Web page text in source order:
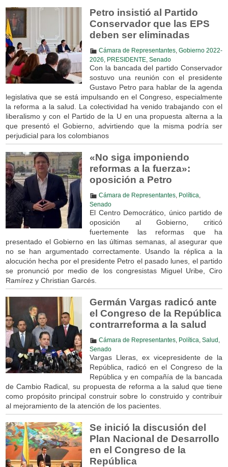
Petro insistió al Partido
Conservador que las EPS
deben ser eliminadas
Cámara de Representantes, Gobierno 2022-
2026
PRESIDENTE, Senado
Con la bancada del partido Conservador
sostuvo una reunión con el presidente
Gustavo Petro para hablar de la agenda
legislativa que se está impulsando en el Congreso, especialmente
la reforma a la salud. La colectividad ha venido trabajando con el
liberalismo y con el Partido de la U en una propuesta alterna a la
que presentó el Gobierno, advirtiendo que la misma podría ser
perjudicial para los colombianos
«No siga imponiendo
reformas a la fuerza»:
oposición a Petro
Cámara de Representantes, Política
Senado
El Centro Democrático, único partido de
oposición al Gobierno, criticó
fuertemente las reformas que ha
presentado el Gobierno en las últimas semanas, al asegurar que
no se han argumentado correctamente. Usando la réplica a la
alocución hecha por el presidente Petro el pasado lunes, el partido
se pronunció por medio de los congresistas Miguel Uribe, Ciro
Ramírez y Christian Garcés.
Germán Vargas radicó ante
el Congreso de la República
contrarreforma a la salud
Cámara de Representantes, Política Salud
Senado
Vargas Lleras, ex vicepresidente de la
República, radicó en el Congreso de la
República y en compañía de la bancada
de Cambio Radical, su propuesta de reforma a la salud que tiene
como propósito principal construir sobre lo construido y contribuir
al mejoramiento de la atención de los pacientes.
Se inició la discusión del
Plan Nacional de Desarrollo
en el Congreso de la
República